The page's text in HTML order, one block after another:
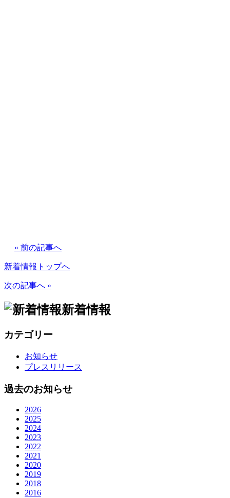
« 前の記事へ
新着情報トップへ
次の記事へ »
新着情報
カテゴリー
お知らせ
プレスリリース
過去のお知らせ
2026
2025
2024
2023
2022
2021
2020
2019
2018
2016